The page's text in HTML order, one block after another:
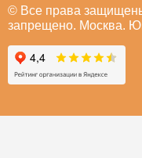
© Все права
запрещено. Москва.